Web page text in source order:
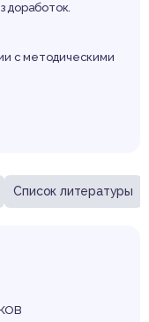
Список литературы
доработок.
с методическими